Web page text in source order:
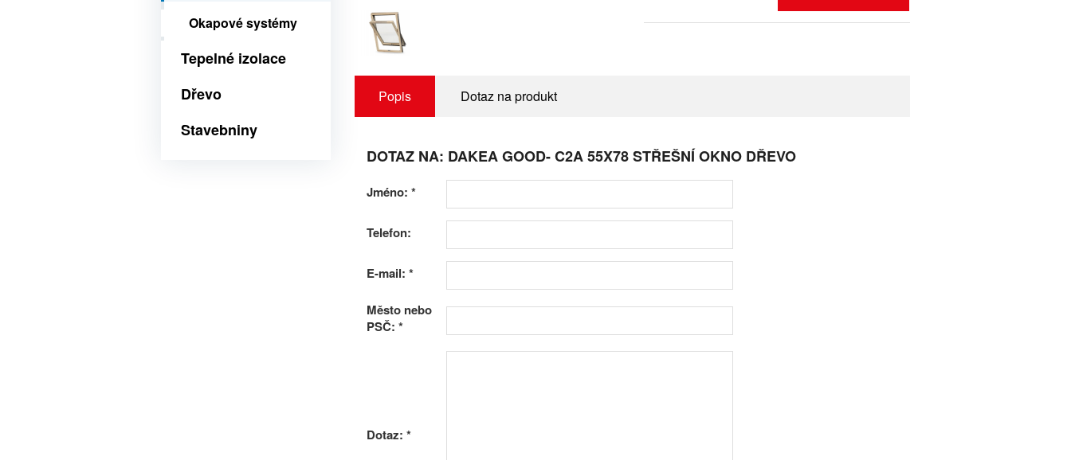
Okapové systémy
Tepelné izolace
Dřevo
Stavebniny
Popis Dotaz na produkt
DOTAZ NA: DAKEA GOOD- C2A 55X78 STŘEŠNÍ OKNO DŘEVO
Jméno: *
Telefon:
E-mail: *
Město nebo
PSČ: *
Dotaz: *